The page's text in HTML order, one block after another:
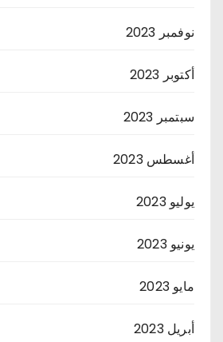
نوفمبر 2023
أكتوبر 2023
سبتمبر 2023
أغسطس 2023
يوليو 2023
يونيو 2023
مايو 2023
أبريل 2023